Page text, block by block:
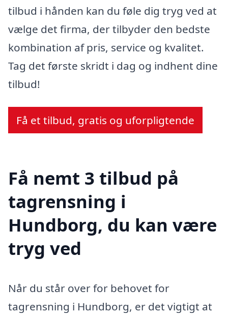
tilbud i hånden kan du føle dig tryg ved at
vælge det firma, der tilbyder den bedste
kombination af pris, service og kvalitet.
Tag det første skridt i dag og indhent dine
tilbud!
Få et tilbud, gratis og uforpligtende
Få nemt 3 tilbud på
tagrensning i
Hundborg, du kan være
tryg ved
Når du står over for behovet for
tagrensning i Hundborg, er det vigtigt at